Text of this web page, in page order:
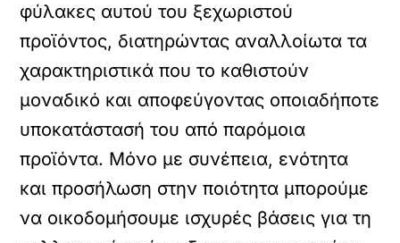
φύλακες αυτού του ξεχωριστού
προϊόντος, διατηρώντας αναλλοίωτα τα
χαρακτηριστικά που το καθιστούν
μοναδικό και αποφεύγοντας οποιαδήποτε
υποκατάστασή του από παρόμοια
προϊόντα. Μόνο με συνέπεια, ενότητα
και προσήλωση στην ποιότητα μπορούμε
να οικοδομήσουμε ισχυρές βάσεις για τη